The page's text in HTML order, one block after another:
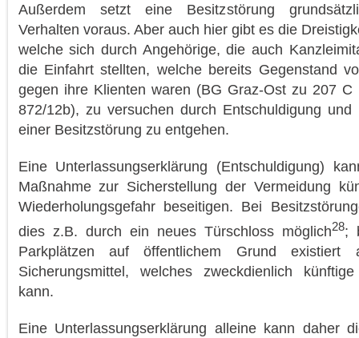
Außerdem setzt eine Besitzstörung
Verhalten voraus. Aber auch hier gibt es die
welche sich durch Angehörige, die auch
die Einfahrt stellten, welche bereits Gegenstand
gegen ihre Klienten waren (BG Graz-Ost zu 207
872/12b), zu versuchen durch Entschuldigung und
einer Besitzstörung zu entgehen.
Eine Unterlassungserklärung (Entschuldigung)
Maßnahme zur Sicherstellung der Vermeidung
Wiederholungsgefahr beseitigen. Bei
dies z.B. durch ein neues Türschloss möglich28;
Parkplätzen auf öffentlichem Grund existiert
Sicherungsmittel, welches zweckdienlich
kann.
Eine Unterlassungserklärung alleine kann daher